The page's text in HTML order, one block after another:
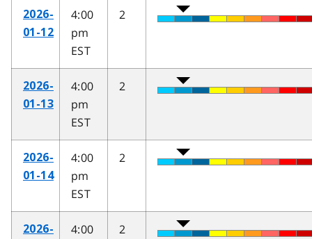
2026-
01-12
4:00
pm
EST
2
2026-
01-13
4:00
pm
EST
2
2026-
01-14
4:00
pm
EST
2
2026-
4:00
2